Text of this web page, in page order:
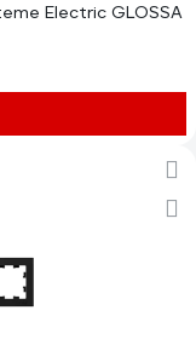
Electric GLOSSA